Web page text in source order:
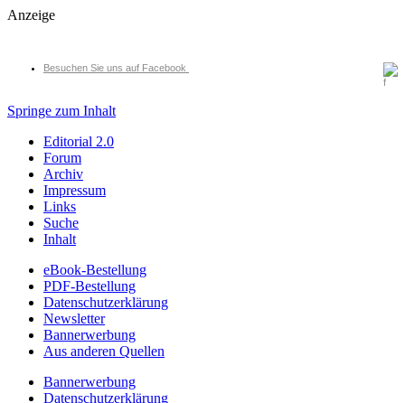
Anzeige
Besuchen Sie uns auf Facebook
Springe zum Inhalt
Editorial 2.0
Forum
Archiv
Impressum
Links
Suche
Inhalt
eBook-Bestellung
PDF-Bestellung
Datenschutzerklärung
Newsletter
Bannerwerbung
Aus anderen Quellen
Bannerwerbung
Datenschutzerklärung